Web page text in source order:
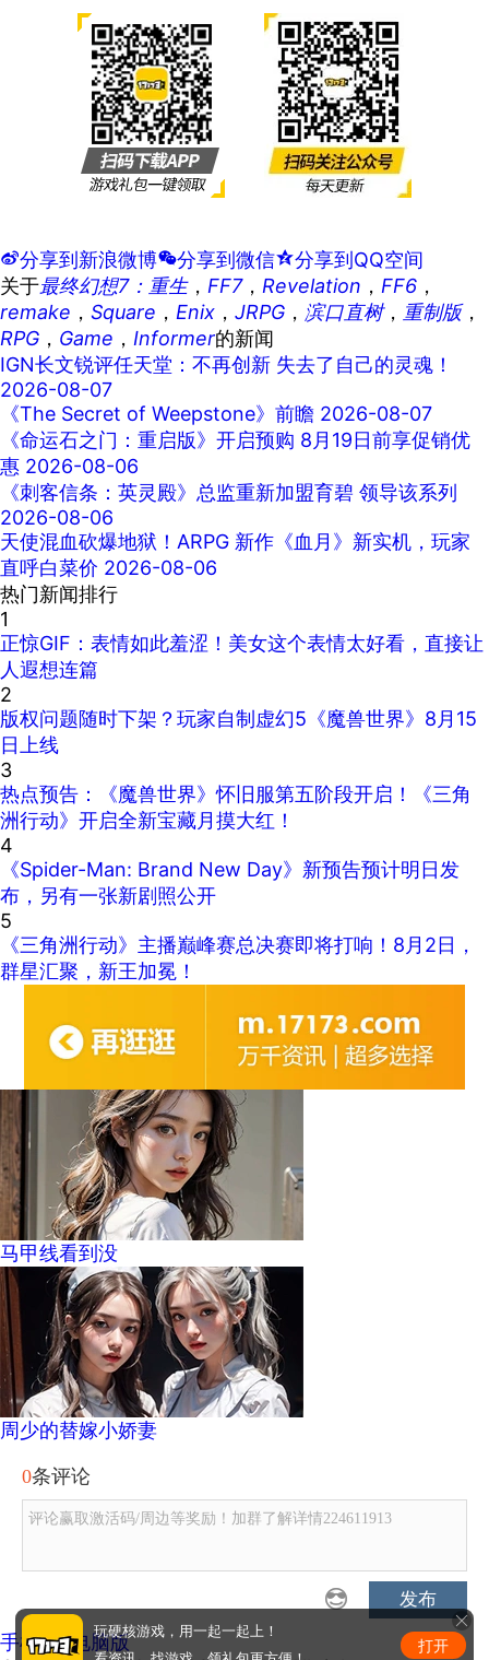
t分享到新浪微博w分享到微信z分享到QQ空间
关于最终幻想7：重生， FF7， Revelation ， FF6 ，
remake ， Square ， Enix ， JRPG ， 滨口直树， 重制版，
RPG ， Game ， Informer的新闻
IGN长文锐评任天堂：不再创新 失去了自己的灵魂！
2026-08-07
《The Secret of Weepstone》前瞻 2026-08-07
《命运石之门：重启版》开启预购 8月19日前享促销优
惠 2026-08-06
《刺客信条：英灵殿》总监重新加盟育碧 领导该系列
2026-08-06
天使混血砍爆地狱！ARPG 新作《血月》新实机，玩家
直呼白菜价 2026-08-06
热门新闻排行
1
正惊GIF：表情如此羞涩！美女这个表情太好看，直接让
人遐想连篇
2
版权问题随时下架？玩家自制虚幻5《魔兽世界》8月15
日上线
3
热点预告：《魔兽世界》怀旧服第五阶段开启！《三角
洲行动》开启全新宝藏月摸大红！
4
《Spider-Man: Brand New Day》新预告预计明日发
布，另有一张新剧照公开
5
《三角洲行动》主播巅峰赛总决赛即将打响！8月2日，
群星汇聚，新王加冕！
马甲线看到没
周少的替嫁小娇妻
0条评论
评论赢取激活码/周边等奖励！加群了解详情224611913
发布
手机版|电脑版
玩硬核游戏，用一起一起上！
打开